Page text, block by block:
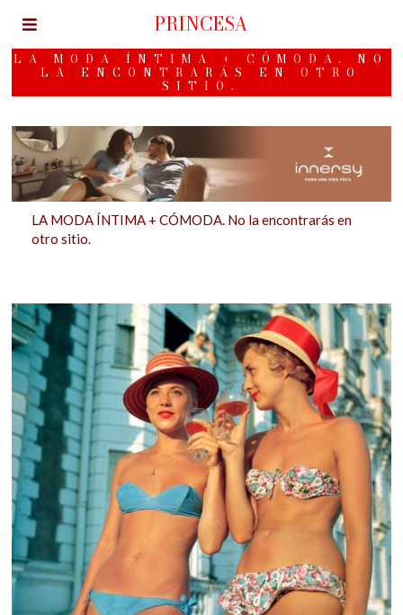
LA MODA ÍNTIMA + CÓMODA. NO
LA ENCONTRARÁS EN OTRO
SITIO.
LA MODA ÍNTIMA + CÓMODA. No la encontrarás en
otro sitio.
PRINCESA